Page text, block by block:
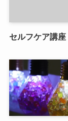
セルフケア講座